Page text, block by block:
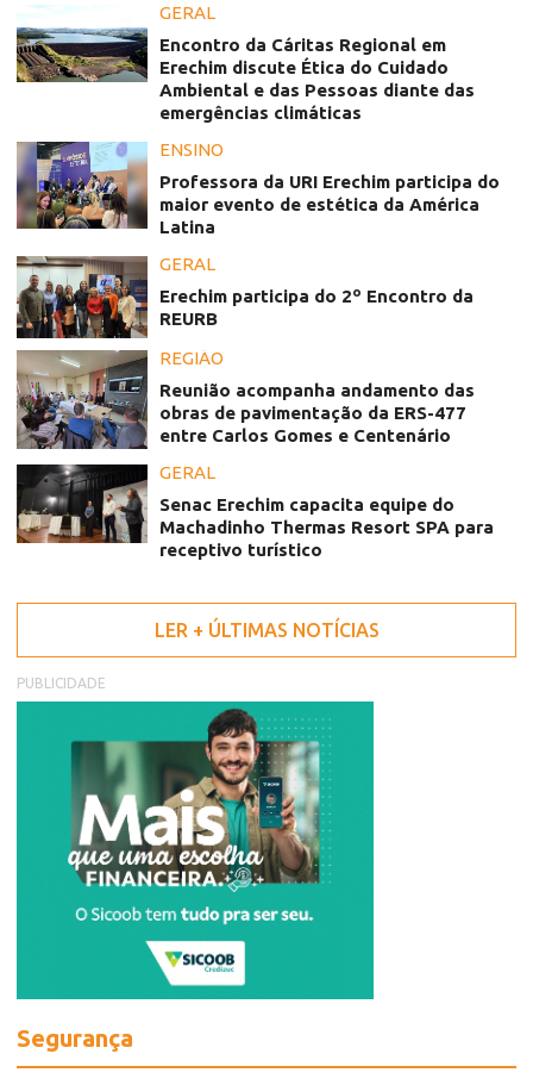
GERAL
Encontro da Cáritas Regional em
Erechim discute Ética do Cuidado
Ambiental e das Pessoas diante das
emergências climáticas
ENSINO
Professora da URI Erechim participa do
maior evento de estética da América
Latina
GERAL
Erechim participa do 2º Encontro da
REURB
REGIÃO
Reunião acompanha andamento das
obras de pavimentação da ERS-477
entre Carlos Gomes e Centenário
GERAL
Senac Erechim capacita equipe do
Machadinho Thermas Resort SPA para
receptivo turístico
LER + ÚLTIMAS NOTÍCIAS
PUBLICIDADE
Segurança